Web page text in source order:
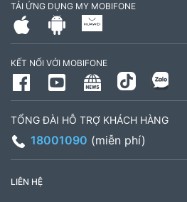
TẢI ỨNG DỤNG MY MOBIFONE
KẾT NỐI VỚI MOBIFONE
TỔNG ĐÀI HỖ TRỢ KHÁCH HÀNG
18001090 (miễn phí)
LIÊN HỆ